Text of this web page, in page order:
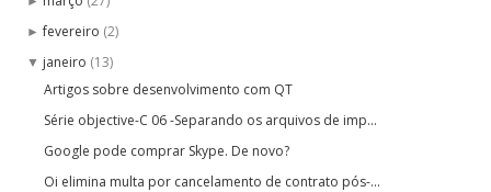
►fevereiro (2)
▼ janeiro (13)
Artigos sobre desenvolvimento com QT
Série objective-C 06 -Separando os arquivos de imp...
Google pode comprar Skype. De novo?
Oi elimina multa por cancelamento de contrato pós-...